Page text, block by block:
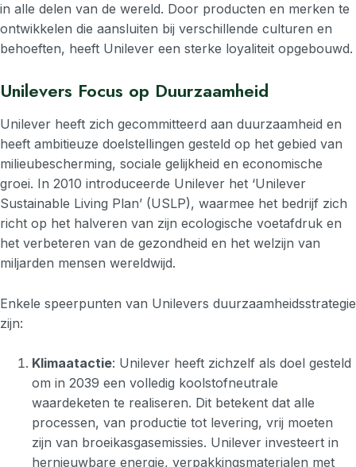
in alle delen van de wereld. Door producten en merken te
ontwikkelen die aansluiten bij verschillende culturen en
behoeften, heeft Unilever een sterke loyaliteit opgebouwd.
Unilevers Focus op Duurzaamheid
Unilever heeft zich gecommitteerd aan duurzaamheid en
heeft ambitieuze doelstellingen gesteld op het gebied van
milieubescherming, sociale gelijkheid en economische
groei. In 2010 introduceerde Unilever het ‘Unilever
Sustainable Living Plan’ (USLP), waarmee het bedrijf zich
richt op het halveren van zijn ecologische voetafdruk en
het verbeteren van de gezondheid en het welzijn van
miljarden mensen wereldwijd.
Enkele speerpunten van Unilevers duurzaamheidsstrategie
zijn:
Klimaatactie: Unilever heeft zichzelf als doel gesteld
om in 2039 een volledig koolstofneutrale
waardeketen te realiseren. Dit betekent dat alle
processen, van productie tot levering, vrij moeten
zijn van broeikasgasemissies. Unilever investeert in
hernieuwbare energie, verpakkingsmaterialen met